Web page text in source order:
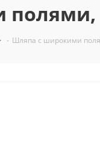
- Шляпа с широкими